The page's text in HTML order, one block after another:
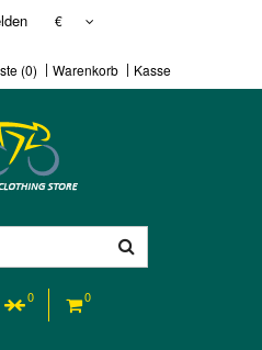
€
(0) Warenkorb Kasse
0 0